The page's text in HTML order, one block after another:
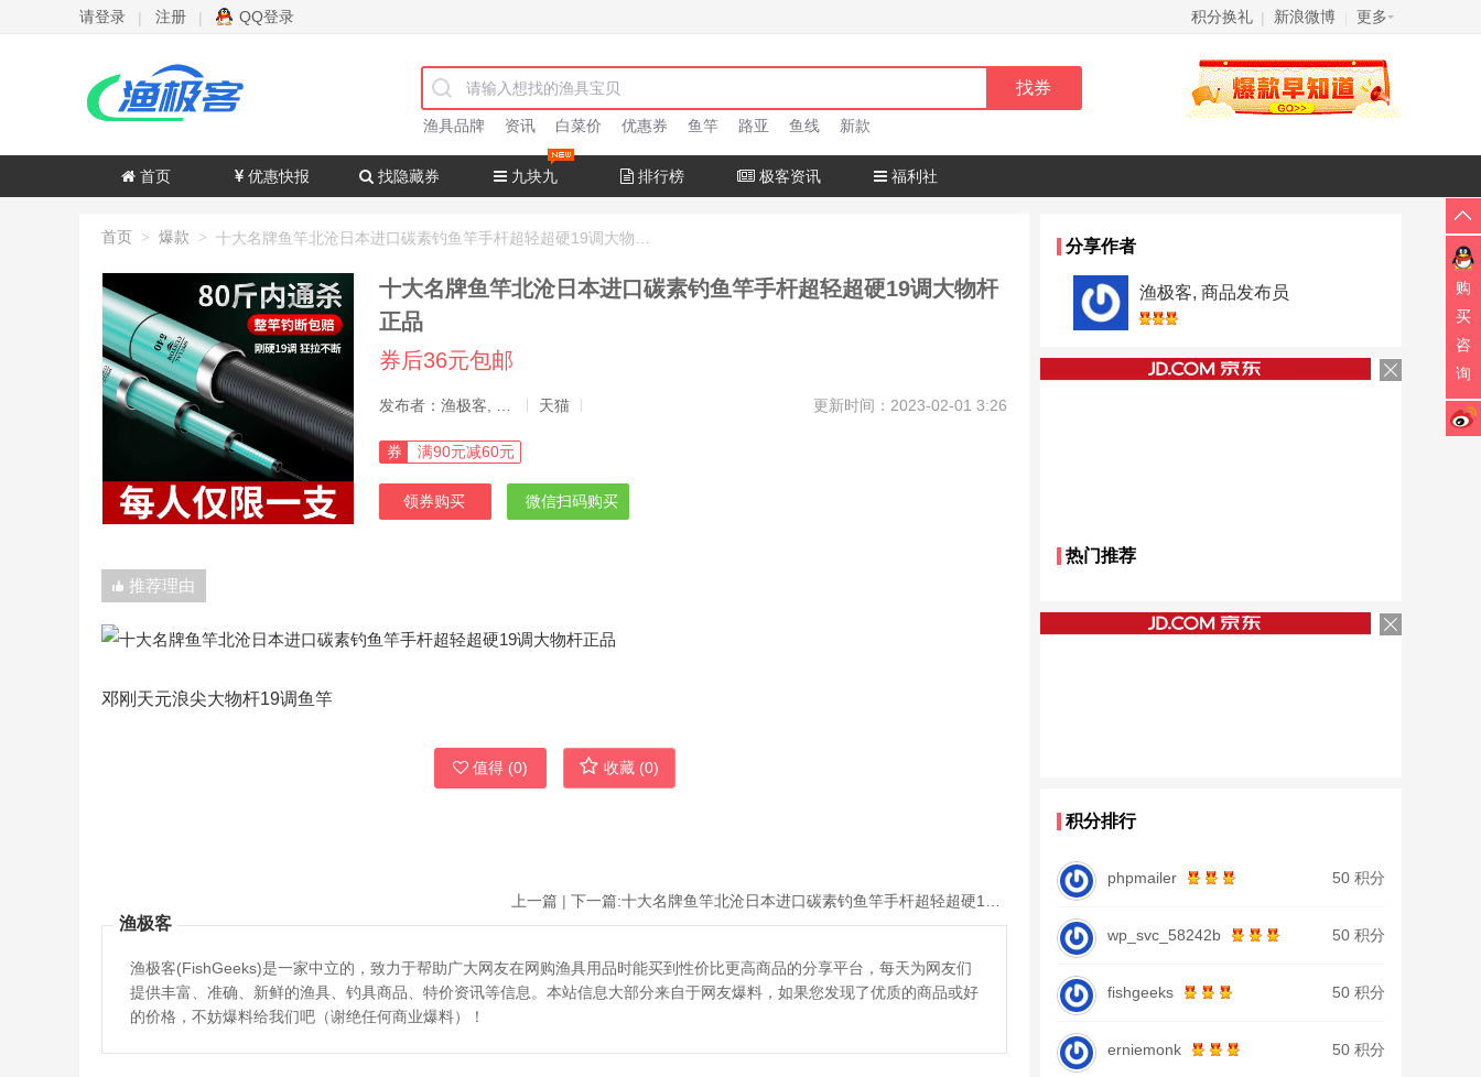
请登录 | 注册 | QQ登录 积分换礼 | 新浪微博 更多
渔具品牌 资讯 白菜价 优惠券 鱼竿 路亚 鱼线 新款
首页 优惠快报 找隐藏券 九块九 排行榜 极客资讯 福利社
首页 > 爆款 >
十大名牌鱼竿北沧日本进口碳素钓鱼竿手杆超轻超硬19调大物杆
正品
券后36元包邮
天猫 更新时间：2023-02-01 3:26
券 满90元减60元
领券购买 微信扫码购买
推荐理由
邓刚天元浪尖大物杆19调鱼竿
值得 (0) 收藏 (0)
上一篇 | 下一篇:
渔极客
渔极客(FishGeeks)是一家中立的，致力于帮助广大网友在网购渔具用品时能买到性价比更高商品的分享平台，每天为网友们
提供丰富、准确、新鲜的渔具、钓具商品、特价资讯等信息。本站信息大部分来自于网友爆料，如果您发现了优质的商品或好
的价格，不妨爆料给我们吧（谢绝任何商业爆料）！
分享作者
渔极客, 商品发布员
热门推荐
积分排行
phpmailer 50 积分
wp_svc_58242b 50 积分
fishgeeks 50 积分
erniemonk 50 积分
购
买
咨
询